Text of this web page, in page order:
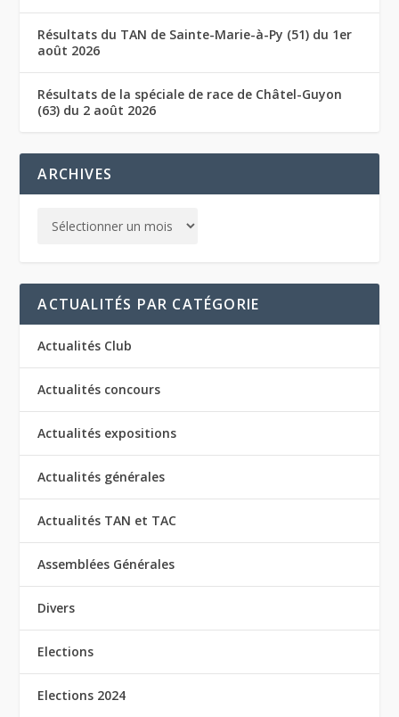
Résultats du TAN de Sainte-Marie-à-Py (51) du 1er
août 2026
Résultats de la spéciale de race de Châtel-Guyon
(63) du 2 août 2026
ARCHIVES
ACTUALITÉS PAR CATÉGORIE
Actualités Club
Actualités concours
Actualités expositions
Actualités générales
Actualités TAN et TAC
Assemblées Générales
Divers
Elections
Elections 2024